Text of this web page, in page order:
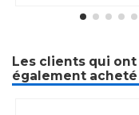
Les clients qui
également acheté